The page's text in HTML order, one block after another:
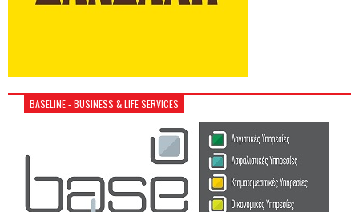
BASELINE - BUSINESS & LIFE SERVICES